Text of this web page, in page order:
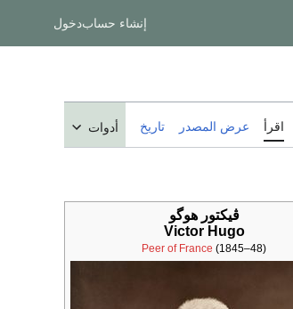
إنشاء حسابدخول
اقرأ عرض المصدر تاريخ أدوات
ڤيكتور هوگو
Victor Hugo
Peer of France (1845–48)